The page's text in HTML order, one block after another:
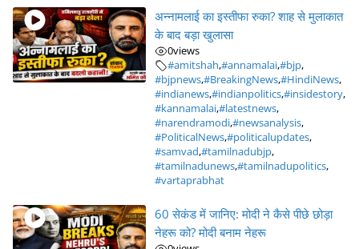
अन्नामलाई का इस्तीफा रुका? शाह से मुलाकात
के बाद बड़ा खुलासा
0views
#amitshah,#annamalai,#bjp,
#bjpnews,#BreakingNews,#HindiNews,
#indianews,#indianpolitics,#insidestory,
#kannamalai,#latestnews,
#narendramodi,#newsanalysis,
#PoliticalNews,#politicalupdates,
#samvad,#tamilnadubjp,
#tamilnadunews,#tamilnadupolitics,
#vartaprabhat
60 सेकंड में जानिए: मोदी ने कैसे पीछे छोड़ा
नेहरू को? मोदी बनाम नेहरू